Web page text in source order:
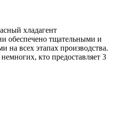
хладагент
обеспечено тщательными и
на всех этапах производства.
кто предоставляет 3